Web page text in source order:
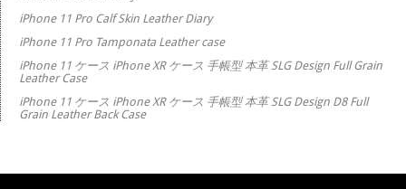
iPhone 11 Pro Calf Skin Leather Diary
iPhone 11 Pro Tamponata Leather case
iPhone 11 ケース iPhone XR ケース 手帳型 本革 SLG Design Full Grain
Leather Case
iPhone 11 ケース iPhone XR ケース 手帳型 本革 SLG Design D8 Full
Grain Leather Back Case